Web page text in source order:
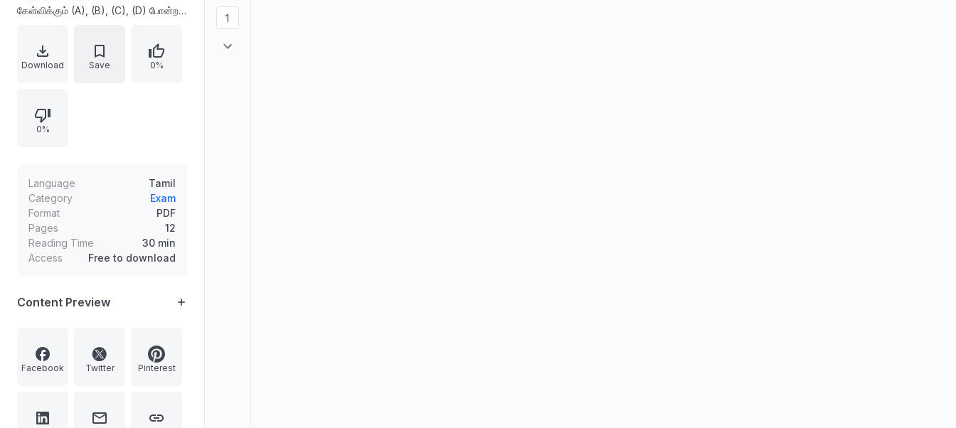
கேள்விக்கும் (A), (B), (C), (D) போன்ற
விடையைத் தேர்வு செய்யும்படி
வடிவமைக்கப்பட்டுள்ளது. நேரம்,
Download Save 0%
0%
Language
Tamil
Category
Exam
Format
PDF
Pages
12
Reading Time
30 min
Access
Free to download
Content Preview
Facebook Twitter Pinterest